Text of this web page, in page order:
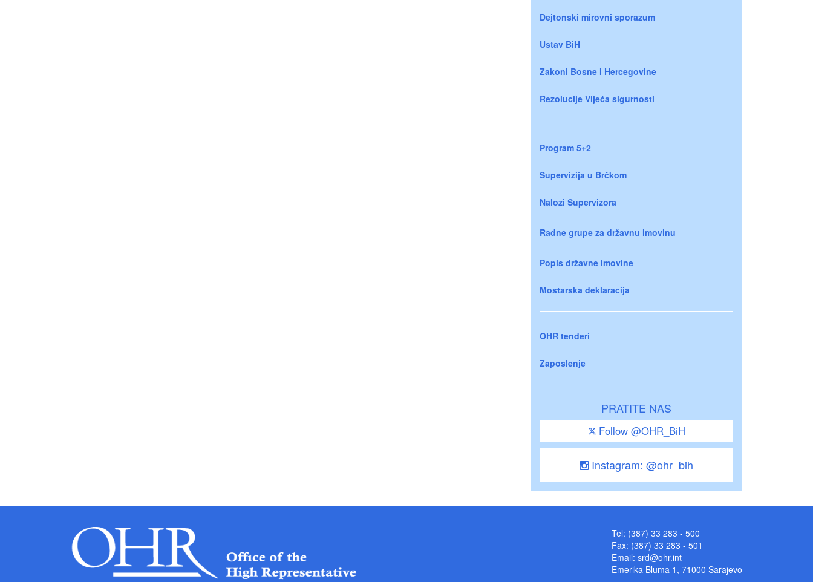
Dejtonski mirovni sporazum
Ustav BiH
Zakoni Bosne i Hercegovine
Rezolucije Vijeća sigurnosti
Program 5+2
Supervizija u Brčkom
Nalozi Supervizora
Radne grupe za državnu imovinu
Popis državne imovine
Mostarska deklaracija
OHR tenderi
Zaposlenje
PRATITE NAS
Follow @OHR_BiH
Instagram: @ohr_bih
Tel: (387) 33 283 - 500
Fax: (387) 33 283 - 501
Email: srd@ohr.int
Emerika Bluma 1, 71000 Sarajevo